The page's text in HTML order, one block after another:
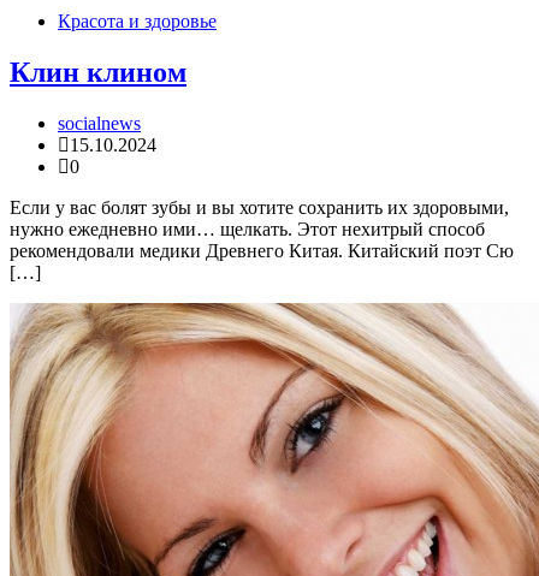
Красота и здоровье
Клин клином
socialnews
15.10.2024
0
Если у вас болят зубы и вы хотите сохранить их здоровыми,
нужно ежедневно ими… щелкать. Этот нехитрый способ
рекомендовали медики Древнего Китая. Китайский поэт Сю
[…]